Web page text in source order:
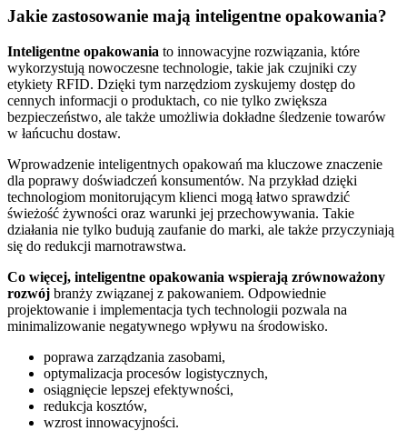
Jakie zastosowanie mają inteligentne opakowania?
Inteligentne opakowania to innowacyjne rozwiązania, które
wykorzystują nowoczesne technologie, takie jak czujniki czy
etykiety RFID. Dzięki tym narzędziom zyskujemy dostęp do
cennych informacji o produktach, co nie tylko zwiększa
bezpieczeństwo, ale także umożliwia dokładne śledzenie towarów
w łańcuchu dostaw.
Wprowadzenie inteligentnych opakowań ma kluczowe znaczenie
dla poprawy doświadczeń konsumentów. Na przykład dzięki
technologiom monitorującym klienci mogą łatwo sprawdzić
świeżość żywności oraz warunki jej przechowywania. Takie
działania nie tylko budują zaufanie do marki, ale także przyczyniają
się do redukcji marnotrawstwa.
Co więcej, inteligentne opakowania wspierają zrównoważony
rozwój branży związanej z pakowaniem. Odpowiednie
projektowanie i implementacja tych technologii pozwala na
minimalizowanie negatywnego wpływu na środowisko.
poprawa zarządzania zasobami,
optymalizacja procesów logistycznych,
osiągnięcie lepszej efektywności,
redukcja kosztów,
wzrost innowacyjności.